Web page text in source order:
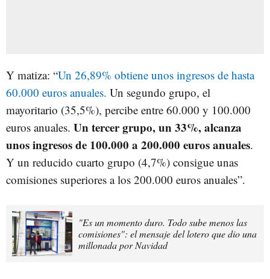
Y matiza: “Un 26,89% obtiene unos ingresos de hasta
60.000 euros anuales. Un segundo grupo, el
mayoritario (35,5%), percibe entre 60.000 y 100.000
euros anuales. Un tercer grupo, un 33%, alcanza
unos ingresos de 100.000 a 200.000 euros anuales.
Y un reducido cuarto grupo (4,7%) consigue unas
comisiones superiores a los 200.000 euros anuales”.
"Es un momento duro. Todo sube menos las
comisiones": el mensaje del lotero que dio una
millonada por Navidad